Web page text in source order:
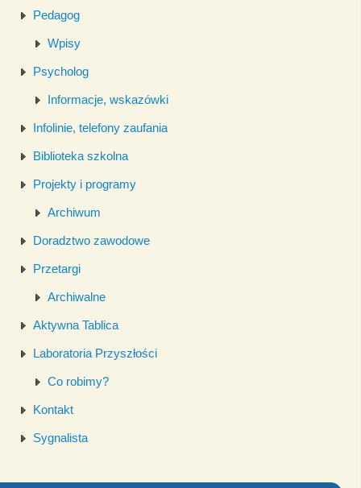
Pedagog
Wpisy
Psycholog
Informacje, wskazówki
Infolinie, telefony zaufania
Biblioteka szkolna
Projekty i programy
Archiwum
Doradztwo zawodowe
Przetargi
Archiwalne
Aktywna Tablica
Laboratoria Przyszłości
Co robimy?
Kontakt
Sygnalista